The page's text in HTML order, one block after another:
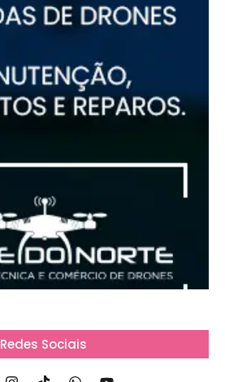
Redes Sociais